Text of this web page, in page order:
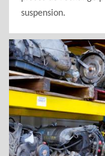
suspension.